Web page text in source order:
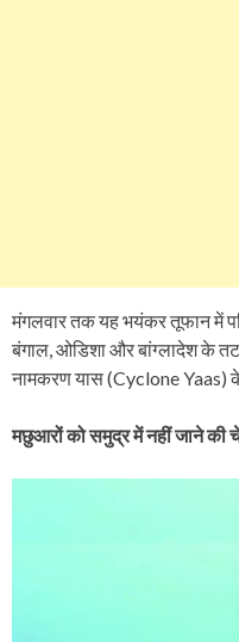
मंगलवार तक यह भयंकर तूफान में
बंगाल, ओडिशा और बांग्लादेश के
नामकरण यास (Cyclone Yaas)
मछुआरों को समुद्र में नहीं जाने की